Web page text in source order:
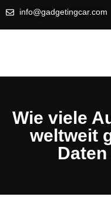
info@gadgetingcar.com
Wie viele
weltweit